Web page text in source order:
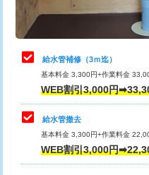
排水管工事（追加 排水管工
マス交換（土の掘削・埋め戻
マス交換（深さ50㎝未満）
マス交換（深さ50㎝以上）
コンクリート斫り（厚さ10
理・調整・分解・加工など（
止水・漏水調査・防水処理・
理・調整・分解・加工など（
止水・漏水調査・防水処理
理・調整・分解・加工など
その他部品の脱着
交換・取付（タンク）
給水管補修（3ｍ迄）
基本料金 3,300円+作業料金
WEB割引3,000円
給水管撤去
基本料金 3,300円+作業料金
WEB割引3,000円